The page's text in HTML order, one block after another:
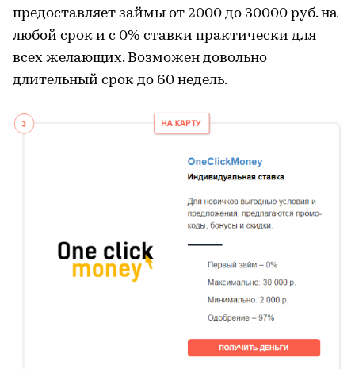
предоставляет займы от 2000 до 30000 руб. на
любой срок и с 0% ставки практически для
всех желающих. Возможен довольно
длительный срок до 60 недель.